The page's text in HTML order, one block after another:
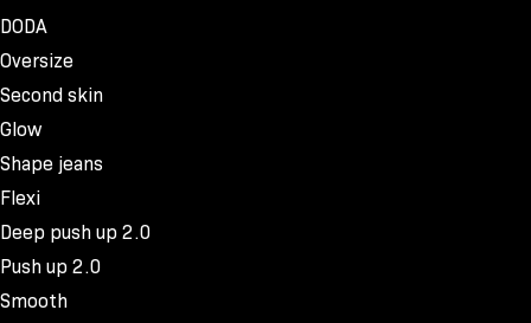
DODA
Oversize
Second skin
Glow
Shape jeans
Flexi
Deep push up 2.0
Push up 2.0
Smooth